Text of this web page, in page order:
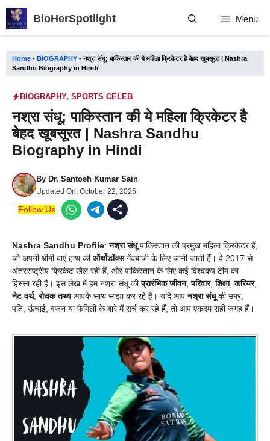
Skip
BioHerSpotlight Menu
Home - BIOGRAPHY -नश्रा संधू: पाकिस्तान की ये महिला क्रिकेटर है बेहद खूबसूरत | Nashra
Sandhu Biography in Hindi
BIOGRAPHY, SPORTS CELEB
नश्रा संधू: पाकिस्तान की ये महिला क्रिकेटर है
बेहद खूबसूरत | Nashra Sandhu
Biography in Hindi
By Dr. Santosh Kumar Sain
Updated On: October 22, 2025
Follow Us
Nashra Sandhu Profile:नश्रा संधूपाकिस्तान की प्रमुख महिला क्रिकेटर हैं,
जो अपनी धीमी बाएं हाथ कीऑर्थोडॉक्सगेंदबाजी के लिए जानी जाती हैं। वे 2017 से
अंतरराष्ट्रीय क्रिकेट खेल रही हैं, और पाकिस्तान के लिए कई विश्वकप टीम का
हिस्सा रही है। इस लेख में हम नश्रा संधू कीप्रारंभिक जीवन,परिवार,शिक्षा,करियर,
नेट वर्थ,रोचक तथ्यआपके साथ साझा कर रहे हैं। यदि आपनश्रा संधूकी उम्र,
पति, ऊंचाई, वजन या फैमिली के बारे में सर्च कर रहे हैं, तो आप एकदम सही जगह हैं।